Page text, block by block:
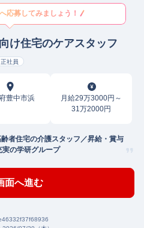
応募してみましょう！
け住宅のケアスタッフ
正社員
豊中市浜
月給29万3000円～
31万2000円
者住宅の介護スタッフ／昇給・賞与
実の学研グループ
面へ進む